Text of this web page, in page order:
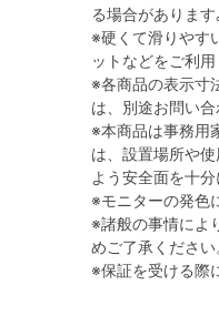
る場合があります
※硬くて滑りやす
ットなどをご利
※各商品の表示寸
は、別途お問い合
※本商品は事務用
は、設置場所や
よう安全面を十分
※モニターの発色
※諸般の事情によ
めご了承ください
※保証を受ける際